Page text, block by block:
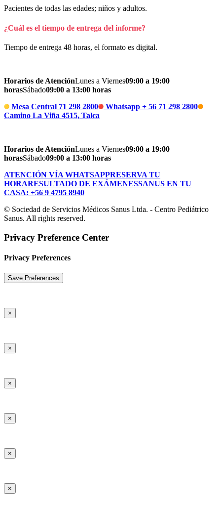
Pacientes de todas las edades; niños y adultos.
¿Cuál es el tiempo de entrega del informe?
Tiempo de entrega 48 horas, el formato es digital.
Horarios de AtenciónLunes a Viernes09:00 a 19:00
horasSábado09:00 a 13:00 horas
Mesa Central 71 298 2800
Whatsapp + 56 71 298 2800
Camino La Viña 4515, Talca
Horarios de AtenciónLunes a Viernes09:00 a 19:00
horasSábado09:00 a 13:00 horas
ATENCIÓN VÍA WHATSAPPRESERVA TU
HORARESULTADO DE EXÁMENESSANUS EN TU
CASA: +56 9 4795 8940
© Sociedad de Servicios Médicos Sanus Ltda. - Centro Pediátrico
Sanus. All rights reserved.
Privacy Preference Center
Privacy Preferences
×
×
×
×
×
×